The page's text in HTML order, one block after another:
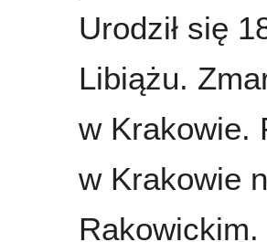
Urodził się
Libiążu.
w Krakowie.
w Krakowie
Rakowickim.